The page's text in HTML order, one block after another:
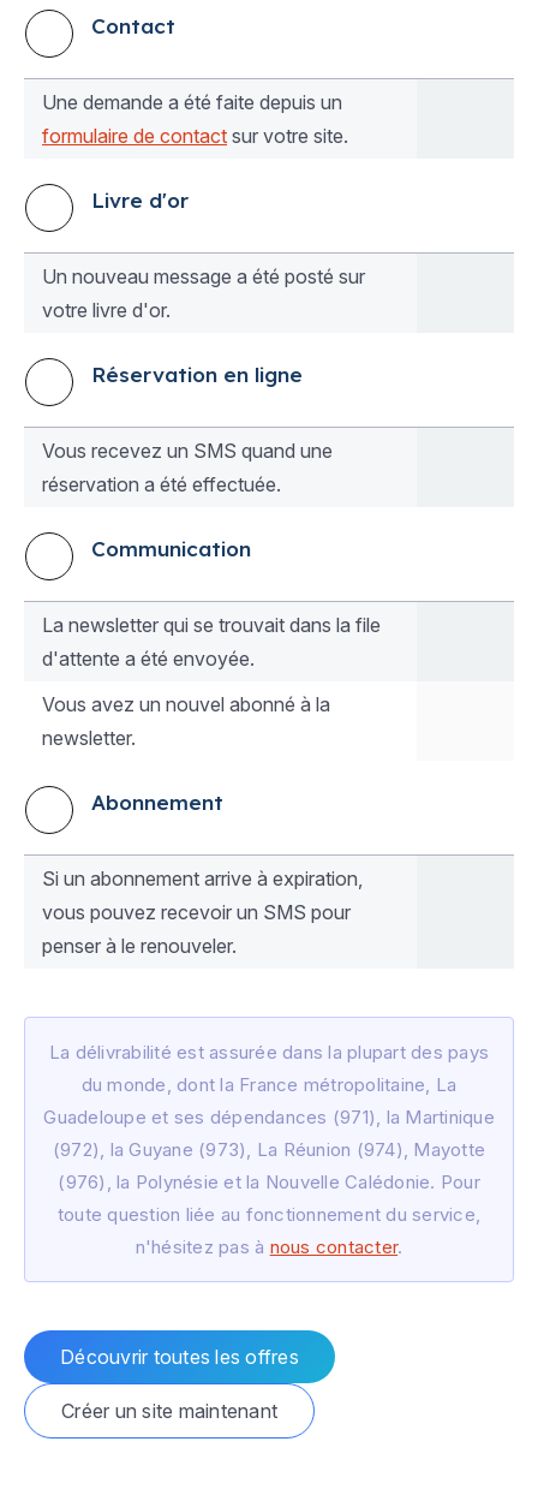
Contact
Une demande a été faite depuis un
formulaire de contact sur votre site.
Livre d'or
Un nouveau message a été posté sur
votre livre d'or.
Réservation en ligne
Vous recevez un SMS quand une
réservation a été effectuée.
Communication
La newsletter qui se trouvait dans la file
d'attente a été envoyée.
Vous avez un nouvel abonné à la
newsletter.
Abonnement
Si un abonnement arrive à expiration,
vous pouvez recevoir un SMS pour
penser à le renouveler.
La délivrabilité est assurée dans la plupart des pays
du monde, dont la France métropolitaine, La
Guadeloupe et ses dépendances (971), la Martinique
(972), la Guyane (973), La Réunion (974), Mayotte
(976), la Polynésie et la Nouvelle Calédonie. Pour
toute question liée au fonctionnement du service,
n'hésitez pas à nous contacter.
Découvrir toutes les offres
Créer un site maintenant